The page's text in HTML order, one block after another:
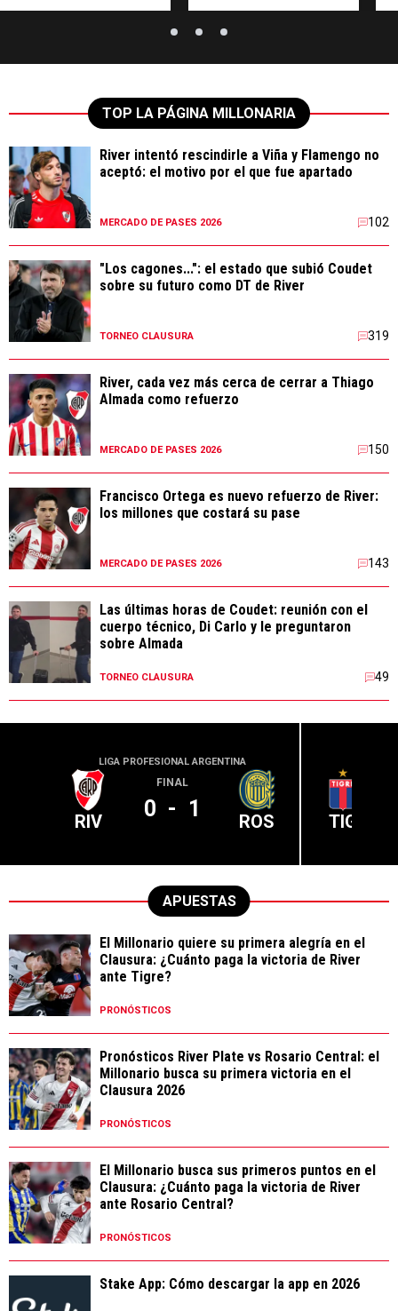
TOP LA PÁGINA MILLONARIA
River intentó rescindirle a Viña y Flamengo no
aceptó: el motivo por el que fue apartado
MERCADO DE PASES 2026 102
"Los cagones...": el estado que subió Coudet
sobre su futuro como DT de River
TORNEO CLAUSURA 319
River, cada vez más cerca de cerrar a Thiago
Almada como refuerzo
MERCADO DE PASES 2026 150
Francisco Ortega es nuevo refuerzo de River:
los millones que costará su pase
MERCADO DE PASES 2026 143
Las últimas horas de Coudet: reunión con el
cuerpo técnico, Di Carlo y le preguntaron
sobre Almada
TORNEO CLAUSURA 49
LIGA PROFESIONAL ARGENTINA
RIV
FINAL
0 - 1 ROS TIG
APUESTAS
El Millonario quiere su primera alegría en el
Clausura: ¿Cuánto paga la victoria de River
ante Tigre?
PRONÓSTICOS
Pronósticos River Plate vs Rosario Central: el
Millonario busca su primera victoria en el
Clausura 2026
PRONÓSTICOS
El Millonario busca sus primeros puntos en el
Clausura: ¿Cuánto paga la victoria de River
ante Rosario Central?
PRONÓSTICOS
Stake App: Cómo descargar la app en 2026